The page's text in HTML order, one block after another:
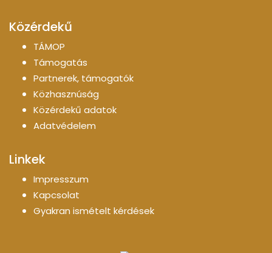
Közérdekű
TÁMOP
Támogatás
Partnerek, támogatók
Közhasznúság
Közérdekű adatok
Adatvédelem
Linkek
Impresszum
Kapcsolat
Gyakran ismételt kérdések